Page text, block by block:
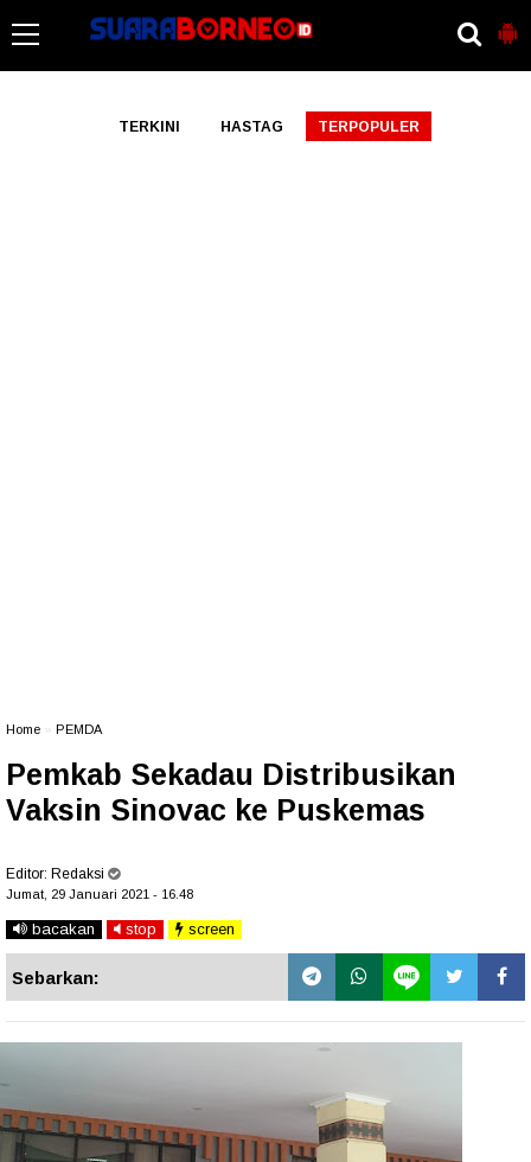
TERKINI HASTAG TERPOPULER
Home PEMDA
Pemkab Sekadau Distribusikan
Vaksin Sinovac ke Puskemas
Editor: Redaksi
Jumat, 29 Januari 2021 - 16.48
bacakan stop screen
Sebarkan: